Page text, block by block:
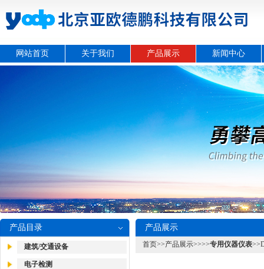
网站首页 关于我们 产品展示 新闻中心
产品目录
建筑/交通设备
电子检测
产品展示
首页>>产品展示>>>>专用仪器仪表